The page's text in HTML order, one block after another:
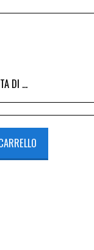
DEL RICAMBIO IN SEDE.